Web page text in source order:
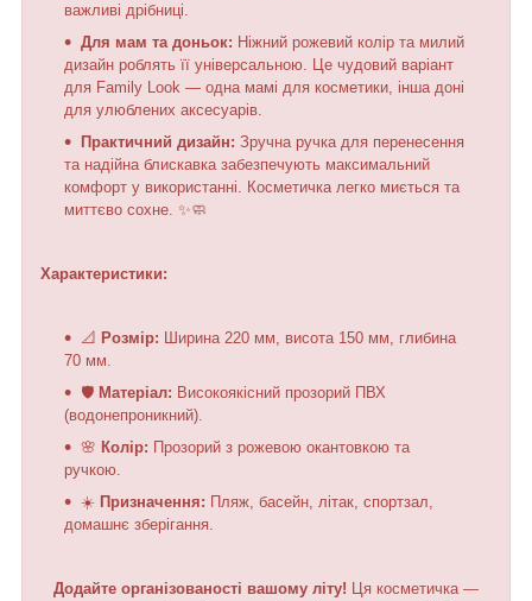
важливі дрібниці.
Для мам та доньок: Ніжний рожевий колір та милий
дизайн роблять її універсальною. Це чудовий варіант
для Family Look — одна мамі для косметики, інша доні
для улюблених аксесуарів.
Практичний дизайн: Зручна ручка для перенесення
та надійна блискавка забезпечують максимальний
комфорт у використанні. Косметичка легко миється та
миттєво сохне. ✨🧼
Характеристики:
📐 Розмір: Ширина 220 мм, висота 150 мм, глибина
70 мм.
🛡️ Матеріал: Високоякісний прозорий ПВХ
(водонепроникний).
🌸 Колір: Прозорий з рожевою окантовкою та
ручкою.
☀️ Призначення: Пляж, басейн, літак, спортзал,
домашнє зберігання.
Додайте організованості вашому літу! Ця косметичка —